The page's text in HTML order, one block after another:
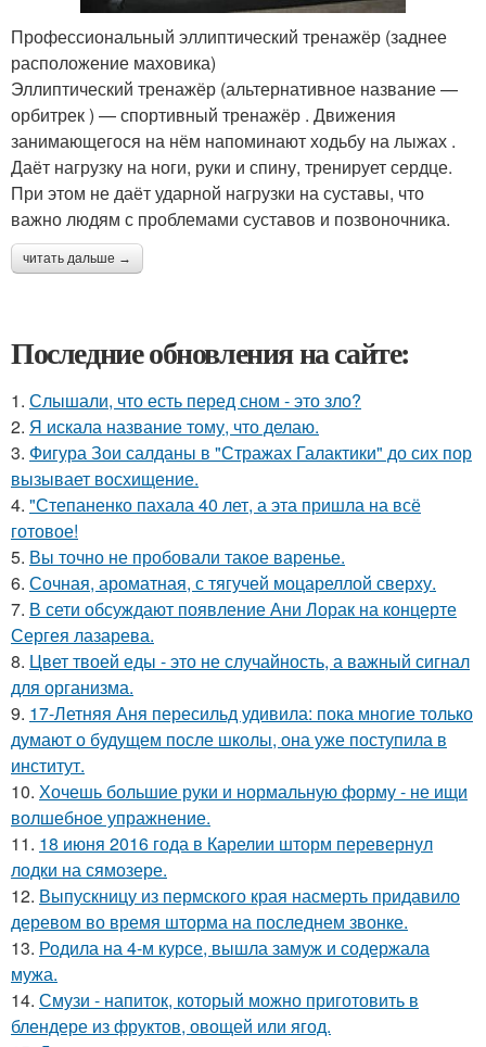
Профессиональный эллиптический тренажёр (заднее
расположение маховика)
Эллиптический тренажёр (альтернативное название —
орбитрек ) — спортивный тренажёр . Движения
занимающегося на нём напоминают ходьбу на лыжах .
Даёт нагрузку на ноги, руки и спину, тренирует сердце.
При этом не даёт ударной нагрузки на суставы, что
важно людям с проблемами суставов и позвоночника.
читать дальше →
Последние обновления на сайте:
1. Слышали, что есть перед сном - это зло?
2. Я искала название тому, что делаю.
3. Фигура Зои салданы в "Стражах Галактики" до сих пор
вызывает восхищение.
4. "Степаненко пахала 40 лет, а эта пришла на всё
готовое!
5. Вы точно не пробовали такое варенье.
6. Сочная, ароматная, с тягучей моцареллой сверху.
7. В сети обсуждают появление Ани Лорак на концерте
Сергея лазарева.
8. Цвет твоей еды - это не случайность, а важный сигнал
для организма.
9. 17-Летняя Аня пересильд удивила: пока многие только
думают о будущем после школы, она уже поступила в
институт.
10. Хочешь большие руки и нормальную форму - не ищи
волшебное упражнение.
11. 18 июня 2016 года в Карелии шторм перевернул
лодки на сямозере.
12. Выпускницу из пермского края насмерть придавило
деревом во время шторма на последнем звонке.
13. Родила на 4-м курсе, вышла замуж и содержала
мужа.
14. Смузи - напиток, который можно приготовить в
блендере из фруктов, овощей или ягод.